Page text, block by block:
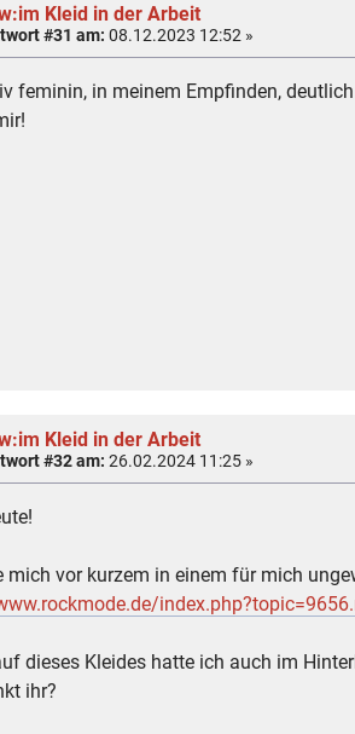
Kleid in der Arbeit
#31 am: 08.12.2023 12:52 »
feminin, in meinem Empfinden,
Kleid in der Arbeit
#32 am: 26.02.2024 11:25 »
mich vor kurzem in einem für mich
dieses Kleides hatte ich auch im
ihr?